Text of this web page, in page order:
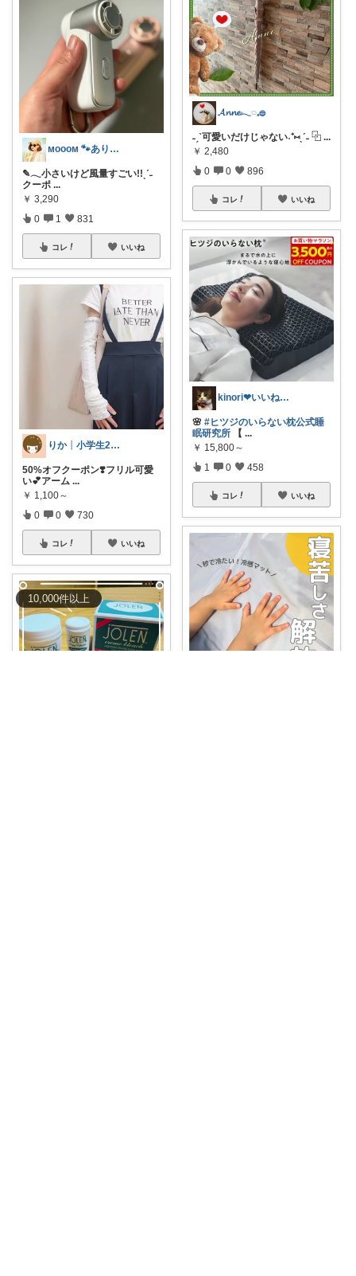
10,000件以上
ᴍᴏᴏᴏᴍ 🐾ありがとうございます🐹
✎𓂃小さいけど風量すごい!!ˎˊ˗
クーポ ...
￥ 3,290
0 1 831
コレ いいね
りか┊小学生2人4人家族2LDK暮らし
50%オフクーポン❣️フリル可愛
い💕アーム ...
￥ 1,100～
0 0 730
コレ いいね
𝓐𝓷𝓷𝓮𓂃◌𓈒𓐍
˗ˏˋ可愛いだけじゃない˖⁺⑅ˎˊ˗ ⿻ ...
￥ 2,480
0 0 896
コレ いいね
kinori❤︎いいねご購入感謝です💝
🌸 #ヒツジのいらない枕公式睡
眠研究所 【 ...
￥ 15,800～
1 0 458
コレ いいね